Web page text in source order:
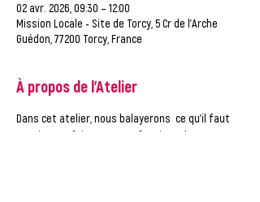
02 avr. 2026, 09:30 – 12:00
Mission Locale - Site de Torcy, 5 Cr de l'Arche
Guédon, 77200 Torcy, France
À propos de l'Atelier
Dans cet atelier, nous balayerons  ce qu'il faut
savoir pour faire un CV professionnel.